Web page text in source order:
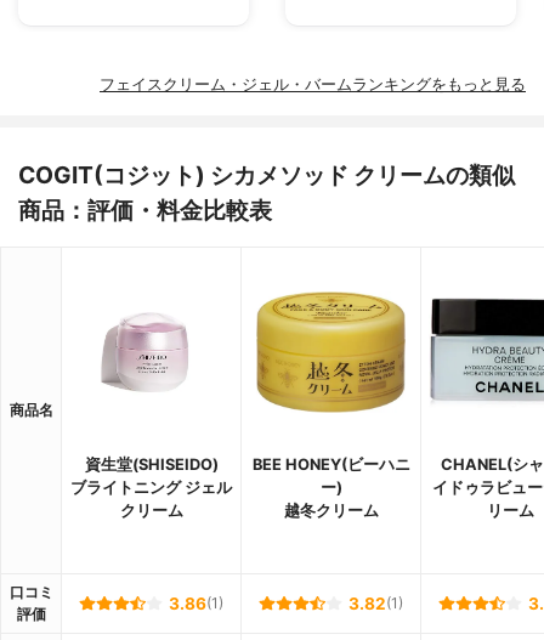
フェイスクリーム・ジェル・バームランキングをもっと見る
COGIT(コジット) シカメソッド クリームの類似
商品：評価・料金比較表
商品名
資生堂(SHISEIDO)
ブライトニング ジェル
クリーム
BEE HONEY(ビーハニ
ー)
越冬クリーム
CHANEL(シ
イドゥラビュ
リーム
口コミ
評価
3.86(1) 3.82(1)